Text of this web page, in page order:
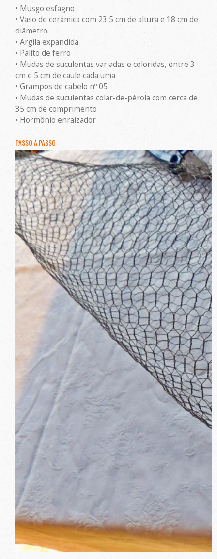
• Musgo esfagno
• Vaso de cerâmica com 23,5 cm de altura e 18 cm de
diâmetro
• Argila expandida
• Palito de ferro
• Mudas de suculentas variadas e coloridas, entre 3
cm e 5 cm de caule cada uma
• Grampos de cabelo nº 05
• Mudas de suculentas colar-de-pérola com cerca de
35 cm de comprimento
• Hormônio enraizador
PASSO A PASSO